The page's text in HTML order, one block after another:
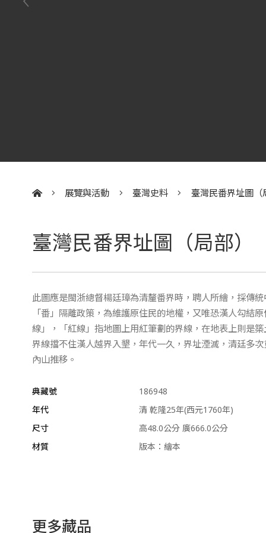
展覽與活動 臺灣史料 臺灣民番界址圖（
臺灣民番界址圖（局部）
此圖應是閩浙總督楊廷璋為清釐番界時，聘人所繪，採傳
「番」隔離政策，為維護原住民的地權，又唯恐漢人勾結
線」，「紅線」指地圖上用紅筆劃的界線，在地表上則是
界線擋不住漢人越界入墾，年代一久，界址湮滅，清廷多
內山推移。
典藏號
186948
年代
清 乾隆25年(西元1760年)
尺寸
高48.0公分 廣666.0公分
材質
版本：繪本
更多藏品